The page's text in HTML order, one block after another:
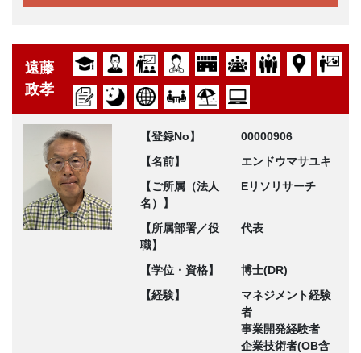
遠藤
政孝
【登録No】
00000906
【名前】
エンドウマサユキ
【ご所属（法人
名）】
Eリソリサーチ
【所属部署／役
職】
代表
【学位・資格】
博士(DR)
【経験】
マネジメント経験
者
事業開発経験者
企業技術者(OB含